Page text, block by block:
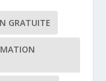
GRATUITE